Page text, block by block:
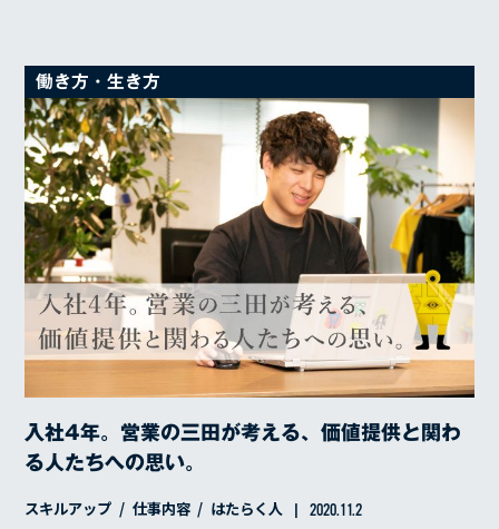
働き方・生き方
入社4年。営業の三田が考える、価値提供と関わ
る人たちへの思い。
スキルアップ 仕事内容 はたらく人 2020.11.2